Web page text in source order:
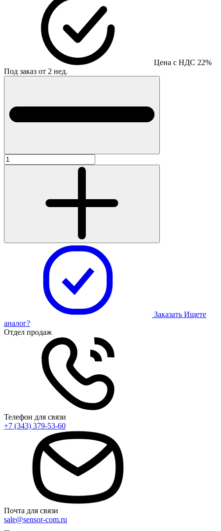
Цена с НДС 22%
Под заказ от 2 нед.
Заказать Ищете
аналог?
Отдел продаж
Телефон для связи
+7 (343) 379-53-60
Почта для связи
sale@sensor-com.ru